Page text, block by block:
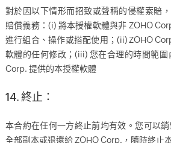
對於因以下情形而招致或聲稱的侵權索賠
賠償義務：(i) 將本授權軟體與非 ZOHO
進行組合、操作或搭配使用；(ii) ZOHO
軟體的任何修改；(iii) 您在合理的時間範圍
Corp. 提供的本授權軟體
14. 終止：
本合約在任何一方終止前均有效。您可以
全部副本或退還給 ZOHO Corp.，隨時終止